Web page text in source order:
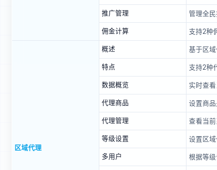
推广管理 管理全
佣金计算 支持2种
区域代理
概述 基于区
特点 支持2种
数据概览 实时查
代理商品 设置商
代理管理 查看当
等级设置 设置区
多用户 根据等